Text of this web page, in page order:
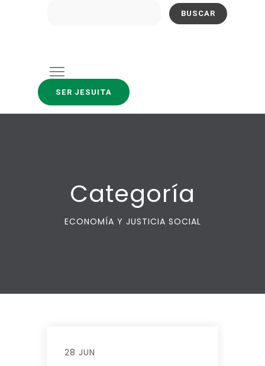
SER JESUITA
Categoría
ECONOMÍA Y JUSTICIA SOCIAL
28 JUN